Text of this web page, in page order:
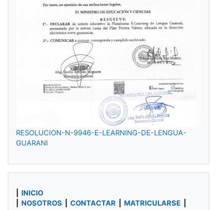
RESOLUCION-N-9946-E-LEARNING-DE-LENGUA-
GUARANI
INICIO
NOSOTROS CONTACTAR MATRICULARSE